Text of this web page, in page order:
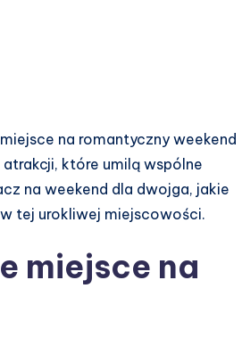
na romantyczny weekend
które umilą wspólne
na weekend dla dwojga, jakie
tej urokliwej miejscowości.
miejsce na